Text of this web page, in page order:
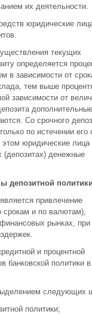
их деятельности.
юридические
текущих
определяется
в зависимости от
тем выше
зависимости от
дополнительные
Со срочного
по истечении его
юридические лица
(депозитах) денежные
депозитной
привлечение
срокам и по валютам),
рынках, при
и процентной
банковской политики в
следующих
политики;